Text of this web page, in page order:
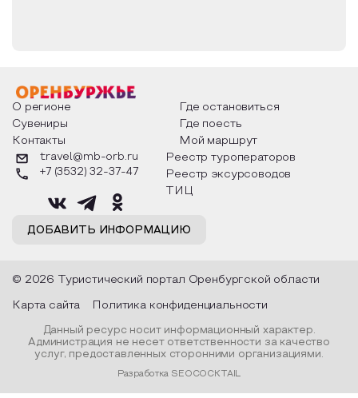
О регионе
Где остановиться
Сувениры
Где поесть
Контакты
Мой маршрут
ДОБАВИТЬ ИНФОРМАЦИЮ
travel@mb-orb.ru
+7 (3532) 32-37-47
Реестр туроператоров
Реестр эксурсоводов
ТИЦ
© 2026 Туристический портал Оренбургской области
Карта сайта Политика конфиденциальности
Данный ресурс носит информационный характер.
Администрация не несет ответственности за качество
услуг, предоставленных сторонними организациями.
Разработка SEOCOCKTAIL